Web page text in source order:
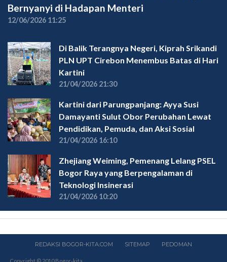
Bernyanyi di Hadapan Menteri
12/06/2026 11:25
Di Balik Terangnya Negeri, Kiprah Srikandi
PLN UPT Cirebon Menembus Batas di Hari
Kartini
21/04/2026 21:30
Kartini dari Parungpanjang: Ayya Susi
Damayanti Sulut Obor Perubahan Lewat
Pendidikan, Pemuda, dan Aksi Sosial
21/04/2026 16:10
Zhejiang Weiming, Pemenang Lelang PSEL
Bogor Raya yang Berpengalaman di
Teknologi Insinerasi
21/04/2026 10:20
REDAKSI BOGOR-KITA.COM SITEMAP PEDOMAN